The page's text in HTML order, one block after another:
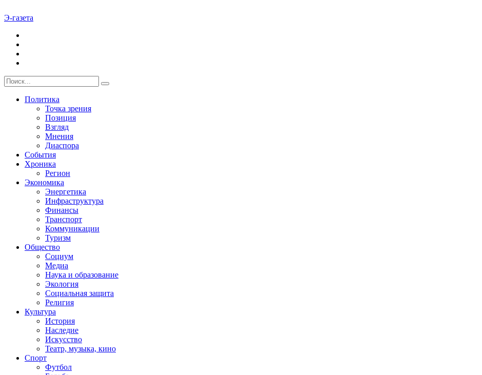
Э-газета
Политика
Точка зрения
Позиция
Взгляд
Мнения
Диаспора
События
Хроника
Регион
Экономика
Энергетика
Инфраструктура
Финансы
Транспорт
Коммуникации
Туризм
Общество
Социум
Медиа
Наука и образование
Экология
Социальная защита
Религия
Культура
История
Наследие
Искусство
Театр, музыка, кино
Спорт
Футбол